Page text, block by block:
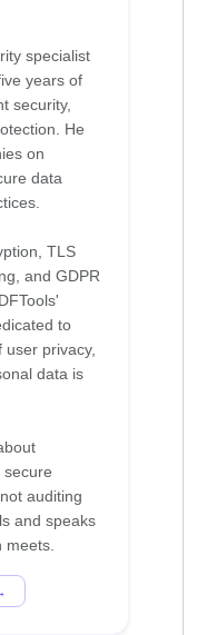
specialist
years of
security,
He
on
data
TLS
and GDPR
to
user privacy,
data is
secure
auditing
and speaks